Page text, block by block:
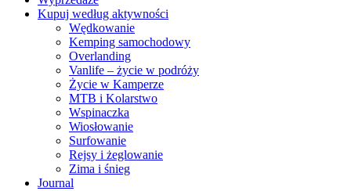
Kupuj według aktywności
Wędkowanie
Kemping samochodowy
Overlanding
Vanlife – życie w podróży
Życie w Kamperze
MTB i Kolarstwo
Wspinaczka
Wiosłowanie
Surfowanie
Rejsy i żeglowanie
Zima i śnieg
Journal